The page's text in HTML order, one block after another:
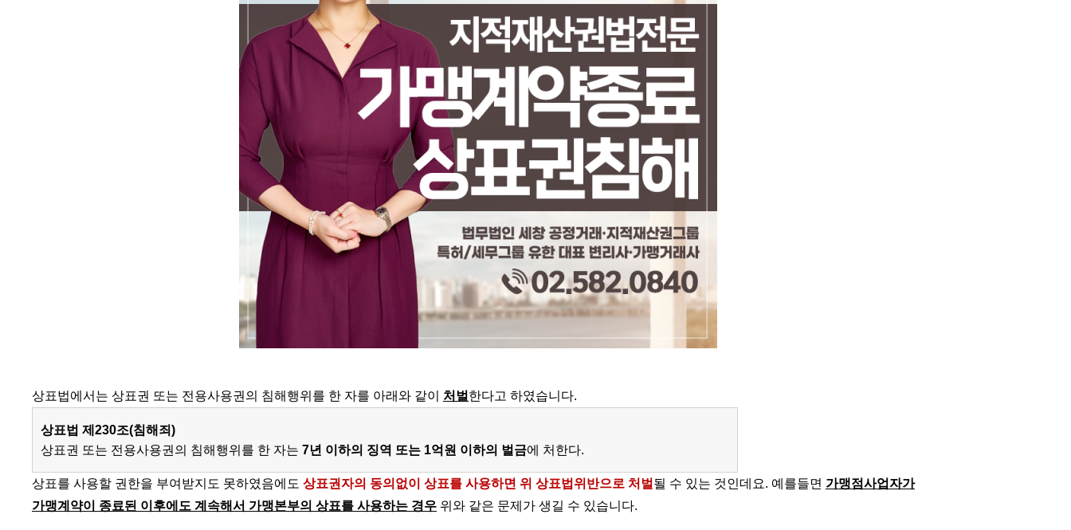
상표법에서는 상표권 또는 전용사용권의 침해행위를 한 자를 아래와 같이 처벌 한다고 하였습니다.
상표법 제230조(침해죄)
상표권 또는 전용사용권의 침해행위를 한 자는 7년 이하의 징역 또는 1억원 이하의 벌금에 처한다.
상표를 사용할 권한을 부여받지도 못하였음에도 상표권자의 동의없이 상표를 사용하면 위 상표법위반으로 처벌 될 수 있는 것인데요. 예를들면 가맹점사업자가
가맹계약이 종료된 이후에도 계속해서 가맹본부의 상표를 사용하는 경우 위와 같은 문제가 생길 수 있습니다.